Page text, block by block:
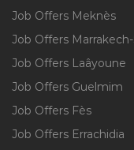
Job Offers Meknès
Job Offers Marrakech-
Job Offers Laâyoune
Job Offers Guelmim
Job Offers Fès
Job Offers Errachidia